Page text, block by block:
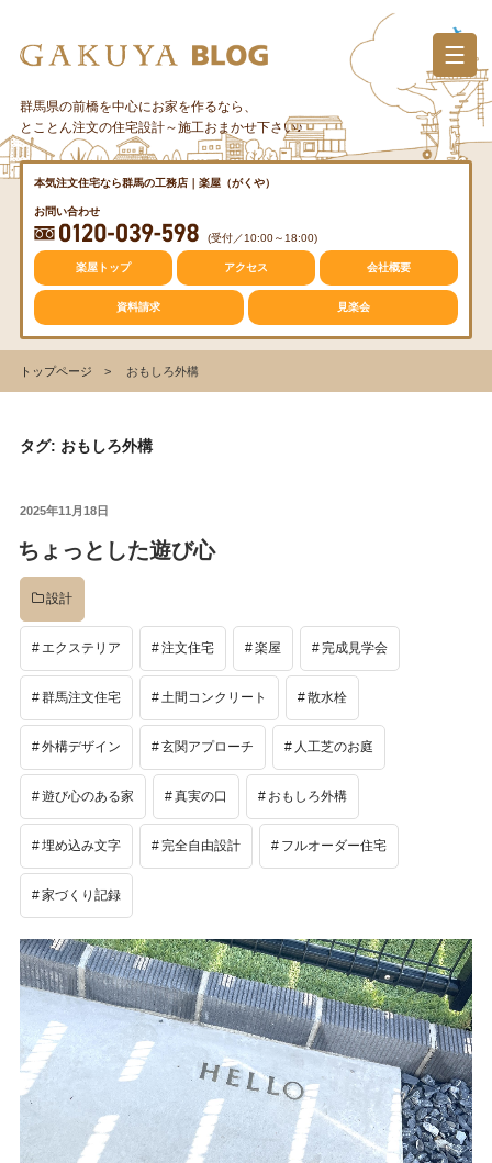
へ
ス
群馬県の前橋を中心にお家を作るなら、
とことん注文の住宅設計～施工おまかせ下さい♪
本気注文住宅なら群馬の工務店｜楽屋（がくや）
お問い合わせ
(受付／10:00～18:00)
楽屋トップ アクセス 会社概要
資料請求 見楽会
トップページ おもしろ外構
タグ: おもしろ外構
投
日:
2025年11月18日
ちょっとした遊び心
設計
エクステリア 注文住宅 楽屋 完成見学会
群馬注文住宅 土間コンクリート 散水栓
外構デザイン 玄関アプローチ 人工芝のお庭
遊び心のある家 真実の口 おもしろ外構
埋め込み文字 完全自由設計 フルオーダー住宅
家づくり記録
カテゴリー
質問・疑問
トレンド
収納
仕事の風景
イベント
完成後
設計
社長のコラム
店舗
デザイン
設計グループ